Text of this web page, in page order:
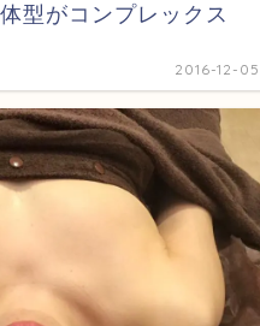
型がコンプレックス
2016-12-05